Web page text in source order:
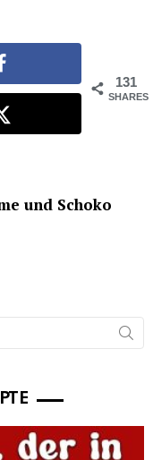
131
SHARES
und Schoko